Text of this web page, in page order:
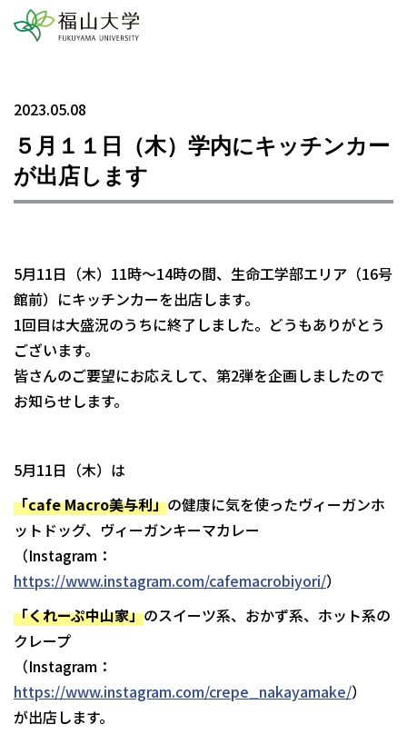
2023.05.08
５月１１日（木）学内にキッチンカー
が出店します
5月11日（木）11時～14時の間、生命工学部エリア（16号
館前）にキッチンカーを出店します。
1回目は大盛況のうちに終了しました。どうもありがとう
ございます。
皆さんのご要望にお応えして、第2弾を企画しましたので
お知らせします。
5月11日（木）は
「cafe Macro美与利」の健康に気を使ったヴィーガンホ
ットドッグ、ヴィーガンキーマカレー
（Instagram：
https://www.instagram.com/cafemacrobiyori/）
「くれーぷ中山家」のスイーツ系、おかず系、ホット系の
クレープ
（Instagram：
https://www.instagram.com/crepe_nakayamake/）
が出店します。